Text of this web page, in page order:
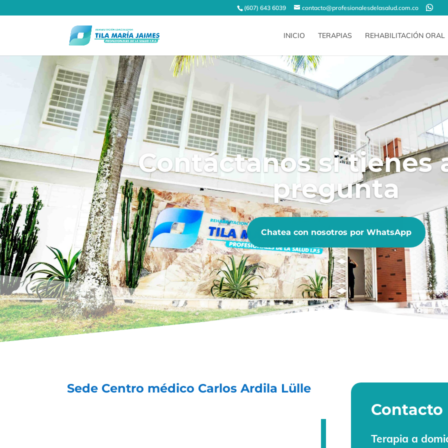
(607) 643 6039 contacto@profesionalesdelasalud.com.co
INICIO TERAPIAS REHABILITACIÓN ORAL
Contáctanos si tienes
pregunta
Chatea con nosotros por WhatsApp
Sede Centro médico Carlos Ardila Lülle
Contacto
Terapia a